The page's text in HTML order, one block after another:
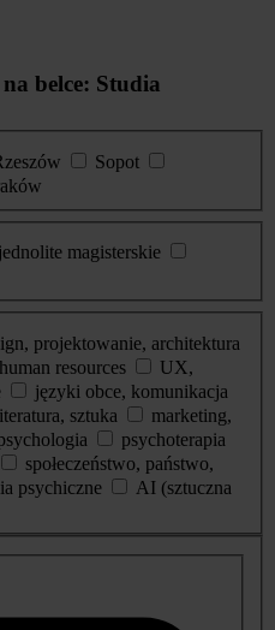
belce: Studia
Sopot
jednolite magisterskie
projektowanie, architektura
human resources
UX,
języki obce, komunikacja
sztuka
marketing,
psychoterapia
społeczeństwo, państwo,
psychiczne
AI (sztuczna